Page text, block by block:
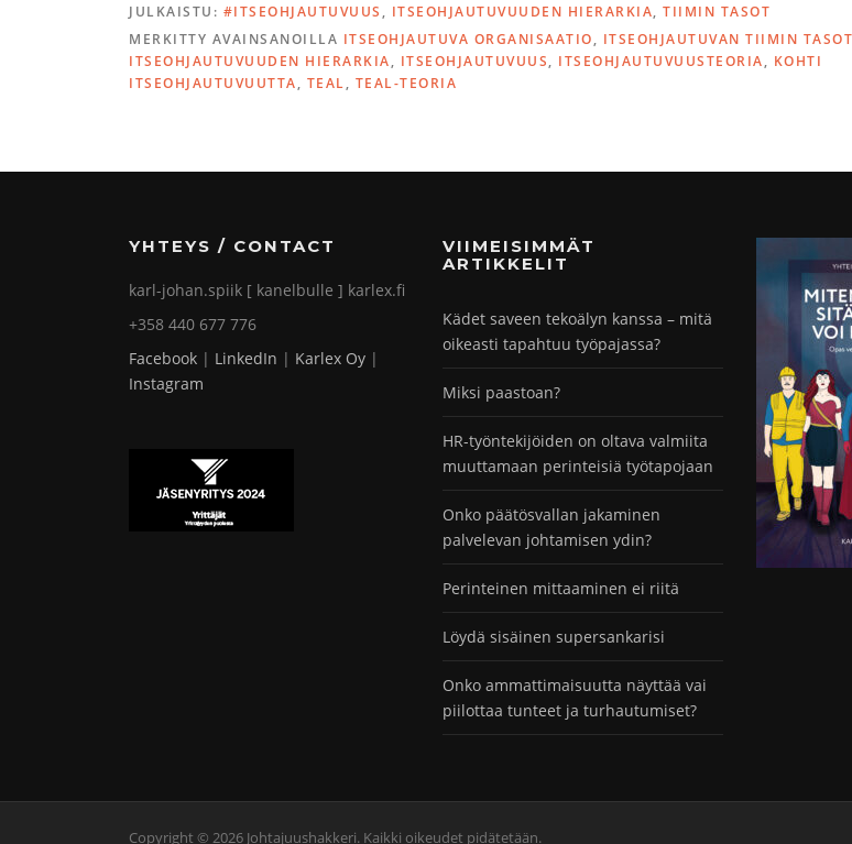
JULKAISTU: #ITSEOHJAUTUVUUS , ITSEOHJAUTUVUUDEN HIERARKIA, TIIMIN TASOT
MERKITTY AVAINSANOILLA ITSEOHJAUTUVA ORGANISAATIO, ITSEOHJAUTUVAN TIIMIN TASOT
ITSEOHJAUTUVUUDEN HIERARKIA, ITSEOHJAUTUVUUS, ITSEOHJAUTUVUUSTEORIA, KOHTI
ITSEOHJAUTUVUUTTA, TEAL, TEAL-TEORIA
YHTEYS / CONTACT
karl-johan.spiik [ kanelbulle ] karlex.fi
+358 440 677 776
Facebook | LinkedIn | Karlex Oy |
Instagram
VIIMEISIMMÄT
ARTIKKELIT
Kädet saveen tekoälyn kanssa – mitä
oikeasti tapahtuu työpajassa?
Miksi paastoan?
HR-työntekijöiden on oltava valmiita
muuttamaan perinteisiä työtapojaan
Onko päätösvallan jakaminen
palvelevan johtamisen ydin?
Perinteinen mittaaminen ei riitä
Löydä sisäinen supersankarisi
Onko ammattimaisuutta näyttää vai
piilottaa tunteet ja turhautumiset?
Copyright © 2026 Johtajuushakkeri. Kaikki oikeudet pidätetään.